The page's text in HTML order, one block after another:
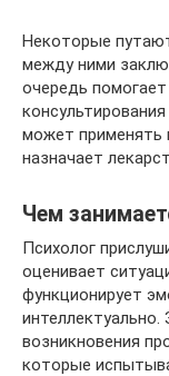
Некоторые
между ними
очередь
может применять
назначает
Чем
Психолог
оценивает
функционирует
возникновения
которые